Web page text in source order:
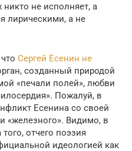
не исполняет, а
лирическими, а не
Сергей Есенин не
созданный природой
«печали полей», любви
Пожалуй, в
Есенина со своей
«железного». Видимо, в
отчего поэзия
идеологией как